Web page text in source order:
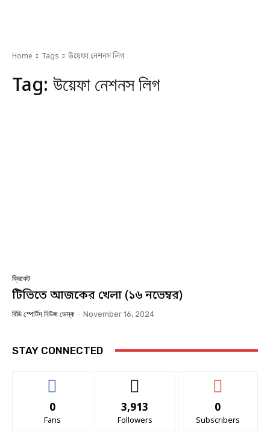
Home Tags উয়েফা নেশনস লিগ
Tag: উয়েফা নেশনস লিগ
ক্রিকেট
টিভিতে আজকের খেলা (১৬ নভেম্বর)
বিডি স্পোর্টস নিউজ ডেস্ক - November 16, 2024
STAY CONNECTED
0
Fans
3,913
Followers
0
Subscribers